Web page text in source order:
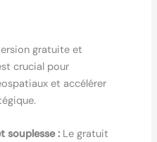
gratuite et
crucial pour
et accélérer
souplesse :Le gratuit